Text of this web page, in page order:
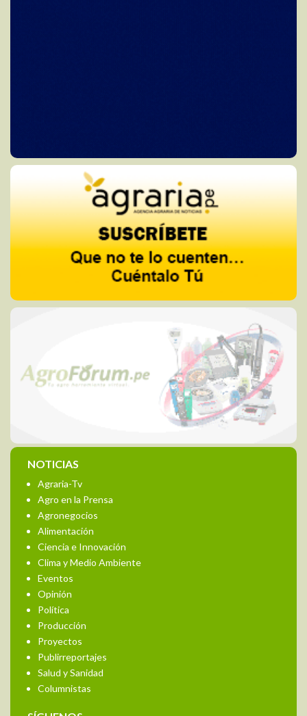
NOTICIAS
Agraria-Tv
Agro en la Prensa
Agronegocios
Alimentación
Ciencia e Innovación
Clima y Medio Ambiente
Eventos
Opinión
Política
Producción
Proyectos
Publirreportajes
Salud y Sanidad
Columnistas